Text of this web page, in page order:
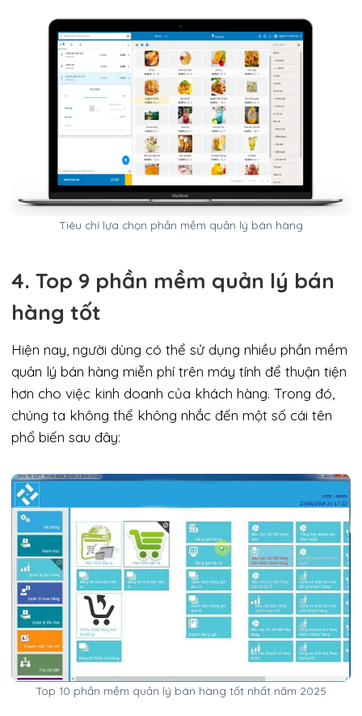
Tiêu chí lựa chọn phần mềm quản lý bán hàng
4. Top 9 phần mềm quản lý bán
hàng tốt
Hiện nay, người dùng có thể sử dụng nhiều phần mềm
quản lý bán hàng miễn phí trên máy tính để thuận tiện
hơn cho việc kinh doanh của khách hàng. Trong đó,
chúng ta không thể không nhắc đến một số cái tên
phổ biến sau đây:
Top 10 phần mềm quản lý bán hàng tốt nhất năm 2025